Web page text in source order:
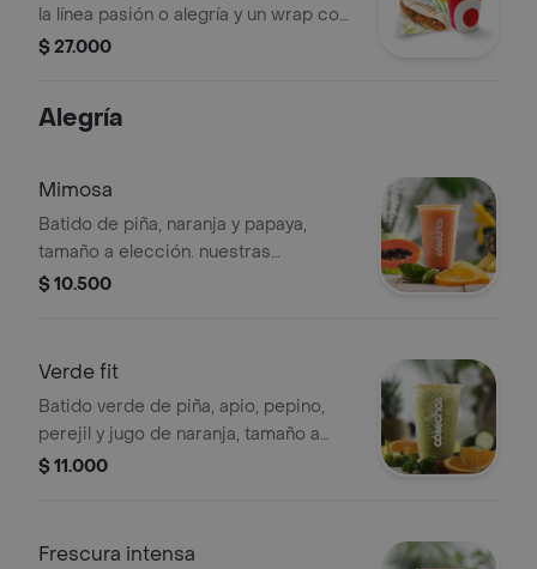
la línea pasión o alegría y un wrap con
el sabor de tu elección.
$ 27.000
Alegría
Mimosa
Batido de piña, naranja y papaya,
tamaño a elección. nuestras
preparaciones se encuentran
ingredientes
$ 10.500
Verde fit
Batido verde de piña, apio, pepino,
perejil y jugo de naranja, tamaño a
elección. nuestras preparaciones se
realizar modificaciones en los
$ 11.000
Frescura intensa